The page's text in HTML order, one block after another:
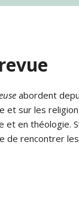
abordent
et sur les
en théologie.
de rencontrer